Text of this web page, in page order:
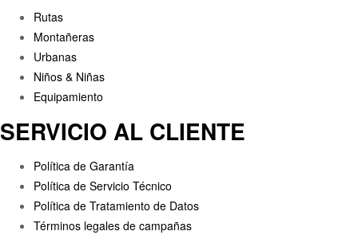
Rutas
Montañeras
Urbanas
Niños & Niñas
Equipamiento
SERVICIO AL CLIENTE
Política de Garantía
Política de Servicio Técnico
Política de Tratamiento de Datos
Términos legales de campañas